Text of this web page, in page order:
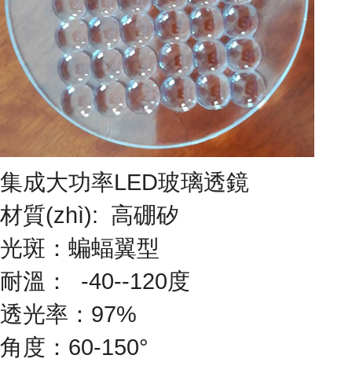
集成大功率LED玻璃透鏡
材質(zhì): 高硼矽
光斑：蝙蝠翼型
耐溫： -40--120度
透光率：97%
角度：60-150°